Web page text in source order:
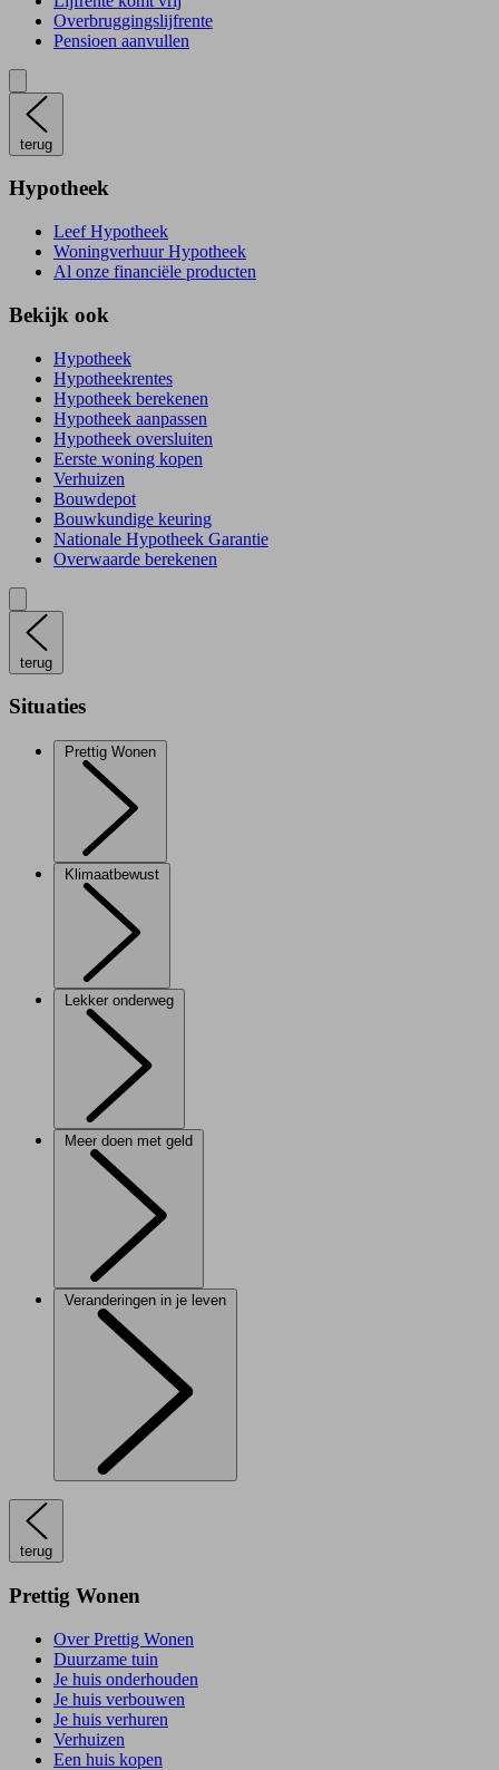
Overbruggingslijfrente
Pensioen aanvullen
terug
Hypotheek
Leef Hypotheek
Woningverhuur Hypotheek
Al onze financiële producten
Bekijk ook
Hypotheek
Hypotheekrentes
Hypotheek berekenen
Hypotheek aanpassen
Hypotheek oversluiten
Eerste woning kopen
Verhuizen
Bouwdepot
Bouwkundige keuring
Nationale Hypotheek Garantie
Overwaarde berekenen
terug
Situaties
Prettig Wonen
Klimaatbewust
Lekker onderweg
Meer doen met geld
Veranderingen in je leven
terug
Prettig Wonen
Over Prettig Wonen
Duurzame tuin
Je huis onderhouden
Je huis verbouwen
Je huis verhuren
Verhuizen
Een huis kopen